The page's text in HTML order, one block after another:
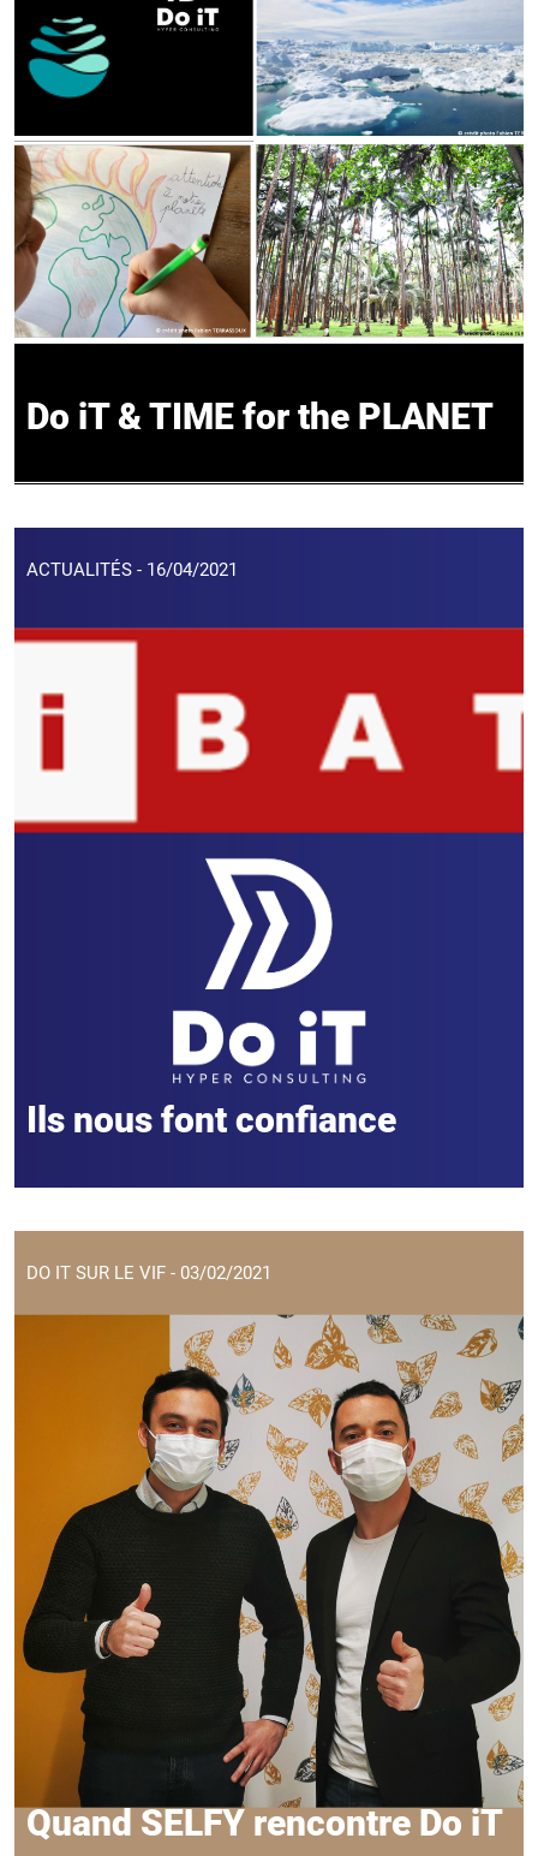
Do iT & TIME for the PLANET
ACTUALITÉS - 16/04/2021
Ils nous font confiance
DO IT SUR LE VIF - 03/02/2021
Quand SELFY rencontre Do iT